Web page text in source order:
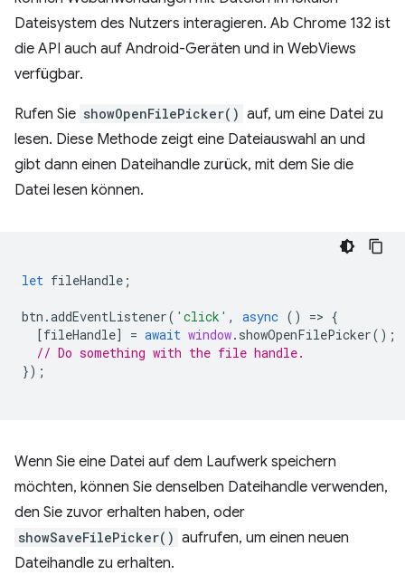
Dateisystem des Nutzers interagieren. Ab Chrome 132 ist
die API auch auf Android-Geräten und in WebViews
verfügbar.
Rufen Sie showOpenFilePicker() auf, um eine Datei zu
lesen. Diese Methode zeigt eine Dateiauswahl an und
gibt dann einen Dateihandle zurück, mit dem Sie die
Datei lesen können.
let fileHandle ;
btn .addEventListener( 'click' , async () => {
[fileHandle] = await window. showOpenFilePicker();
// Do something with the file handle.
});
Wenn Sie eine Datei auf dem Laufwerk speichern
möchten, können Sie denselben Dateihandle verwenden,
den Sie zuvor erhalten haben, oder
showSaveFilePicker() aufrufen, um einen neuen
Dateihandle zu erhalten.